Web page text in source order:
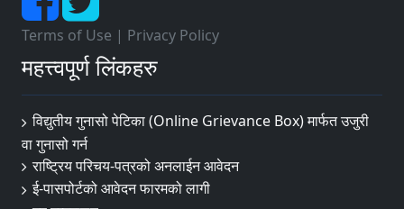
Terms of Use | Privacy Policy
महत्त्वपूर्ण लिंकहरु
विद्युतीय गुनासो पेटिका (Online Grievance Box) मार्फत उजुरी
वा गुनासो गर्न
राष्‍ट्रिय परिचय-पत्रको अनलाईन आवेदन
ई-पासपोर्टको आवेदन फारमको लागी